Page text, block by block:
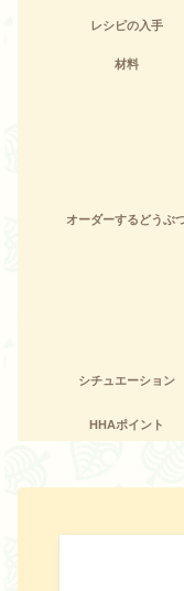
レシピの入手
材料
オーダーするどうぶ
シチュエーション
HHAポイント